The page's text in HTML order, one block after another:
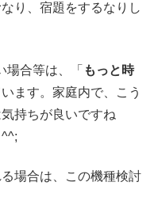
り、宿題をするなりし
合等は、「 もっと時
ます。家庭内で、こう
持ちが良いですね
場合は、この機種検討